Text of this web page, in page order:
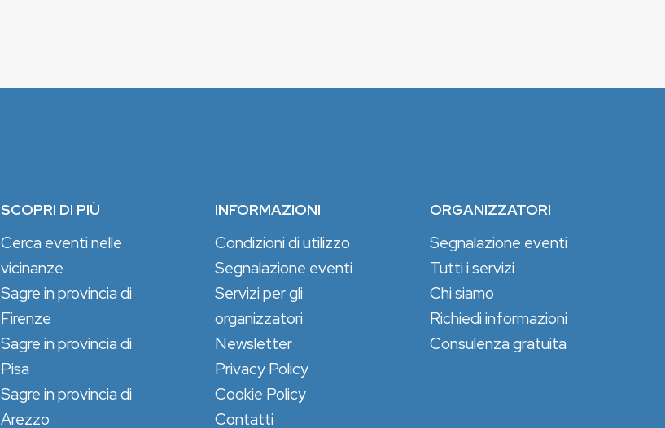
SCOPRI DI PIÙ
Cerca eventi nelle
vicinanze
Sagre in provincia di
Firenze
Sagre in provincia di
Pisa
Sagre in provincia di
Arezzo
INFORMAZIONI
Condizioni di utilizzo
Segnalazione eventi
Servizi per gli
organizzatori
Newsletter
Privacy Policy
Cookie Policy
Contatti
ORGANIZZATORI
Segnalazione eventi
Tutti i servizi
Chi siamo
Richiedi informazioni
Consulenza gratuita